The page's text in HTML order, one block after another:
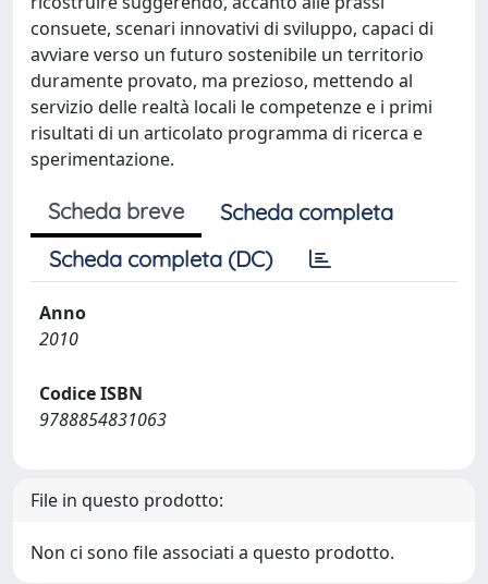
consuete, scenari innovativi di sviluppo, capaci di
avviare verso un futuro sostenibile un territorio
duramente provato, ma prezioso, mettendo al
servizio delle realtà locali le competenze e i primi
risultati di un articolato programma di ricerca e
sperimentazione.
Scheda breve
Scheda completa
Scheda completa (DC)
Anno
2010
Codice ISBN
9788854831063
File in questo prodotto:
Non ci sono file associati a questo prodotto.